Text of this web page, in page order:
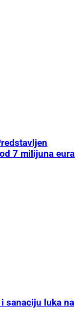
7 milijuna eura
sanaciju luka na